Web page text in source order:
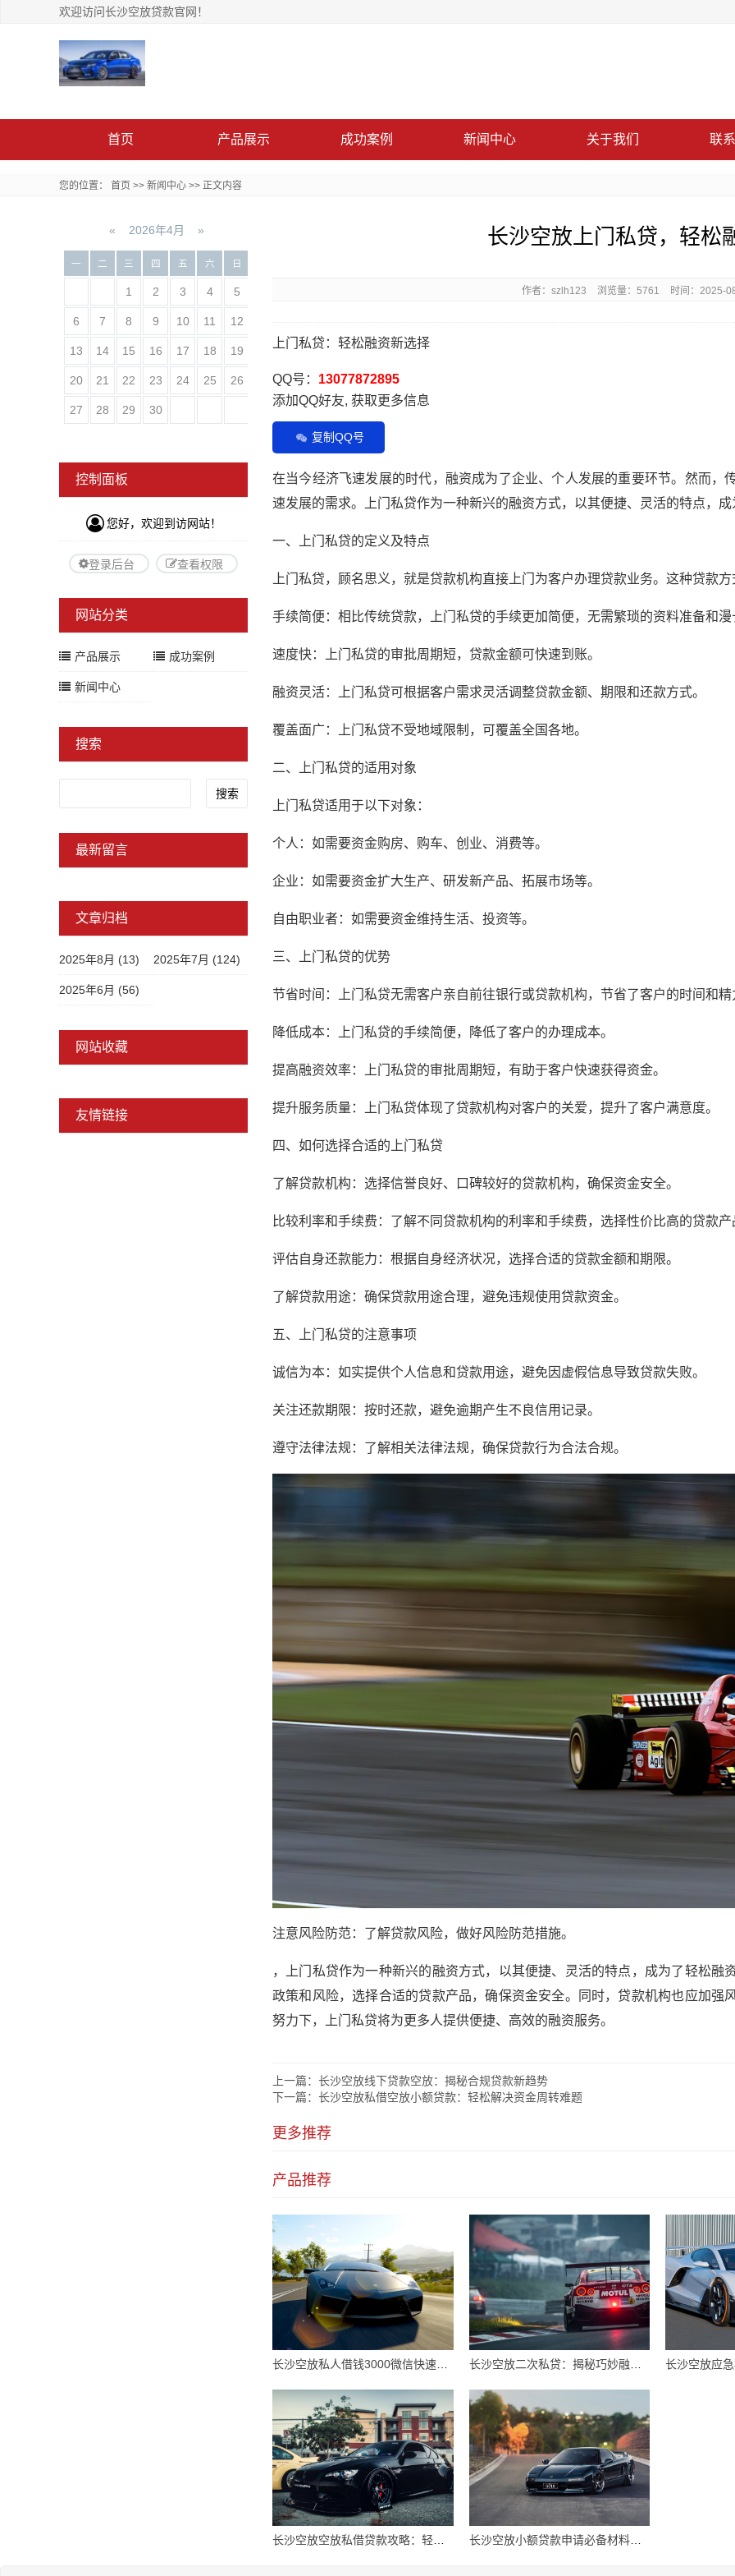
欢迎访问长沙空放贷款官网！
首页 产品展示 成功案例 新闻中心 关于我们 联
您的位置： 首页 >> 新闻中心 >> 正文内容
« 2026年4月 »
一 二 三 四 五 六 日
1 2 3 4 5
6 7 8 9 10 11 12
13 14 15 16 17 18 19
20 21 22 23 24 25 26
27 28 29 30
控制面板
您好，欢迎到访网站！
登录后台 查看权限
网站分类
产品展示 成功案例
新闻中心
搜索
最新留言
文章归档
2025年8月 (13) 2025年7月 (124)
2025年6月 (56)
网站收藏
友情链接
长沙空放上门私贷，轻松
作者：szlh123 浏览量：5761 时间：2025-
上门私贷：轻松融资新选择
QQ号： 13077872895
添加QQ好友, 获取更多信息
复制QQ号
在当今经济飞速发展的时代，融资成为了企业、个人发展的重要环节。然而，
速发展的需求。上门私贷作为一种新兴的融资方式，以其便捷、灵活的特点，
一、上门私贷的定义及特点
上门私贷，顾名思义，就是贷款机构直接上门为客户办理贷款业务。这种贷款
手续简便：相比传统贷款，上门私贷的手续更加简便，无需繁琐的资料准备和
速度快：上门私贷的审批周期短，贷款金额可快速到账。
融资灵活：上门私贷可根据客户需求灵活调整贷款金额、期限和还款方式。
覆盖面广：上门私贷不受地域限制，可覆盖全国各地。
二、上门私贷的适用对象
上门私贷适用于以下对象：
个人：如需要资金购房、购车、创业、消费等。
企业：如需要资金扩大生产、研发新产品、拓展市场等。
自由职业者：如需要资金维持生活、投资等。
三、上门私贷的优势
节省时间：上门私贷无需客户亲自前往银行或贷款机构，节省了客户的时间和精
降低成本：上门私贷的手续简便，降低了客户的办理成本。
提高融资效率：上门私贷的审批周期短，有助于客户快速获得资金。
提升服务质量：上门私贷体现了贷款机构对客户的关爱，提升了客户满意度。
四、如何选择合适的上门私贷
了解贷款机构：选择信誉良好、口碑较好的贷款机构，确保资金安全。
比较利率和手续费：了解不同贷款机构的利率和手续费，选择性价比高的贷款产
评估自身还款能力：根据自身经济状况，选择合适的贷款金额和期限。
了解贷款用途：确保贷款用途合理，避免违规使用贷款资金。
五、上门私贷的注意事项
诚信为本：如实提供个人信息和贷款用途，避免因虚假信息导致贷款失败。
关注还款期限：按时还款，避免逾期产生不良信用记录。
遵守法律法规：了解相关法律法规，确保贷款行为合法合规。
注意风险防范：了解贷款风险，做好风险防范措施。
，上门私贷作为一种新兴的融资方式，以其便捷、灵活的特点，成为了轻松融
政策和风险，选择合适的贷款产品，确保资金安全。同时，贷款机构也应加强
努力下，上门私贷将为更多人提供便捷、高效的融资服务。
上一篇： 长沙空放线下贷款空放：揭秘合规贷款新趋势
下一篇： 长沙空放私借空放小额贷款：轻松解决资金周转难题
更多推荐
产品推荐
长沙空放小额贷款申请必备材料全解析